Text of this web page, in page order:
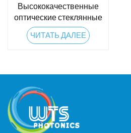
Высококачественные
оптические стеклянные
равносторонние
призмы и
ЧИТАТЬ ДАЛЕЕ